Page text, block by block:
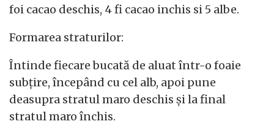
foi cacao deschis, 4 fi cacao inchis si 5 albe.
Formarea straturilor:
Întinde fiecare bucată de aluat într-o foaie
subțire, începând cu cel alb, apoi pune
deasupra stratul maro deschis și la final
stratul maro închis.